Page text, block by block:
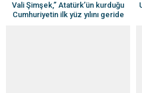
Vali Şimşek,” Atatürk’ün kurduğu
Cumhuriyetin ilk yüz yılını geride